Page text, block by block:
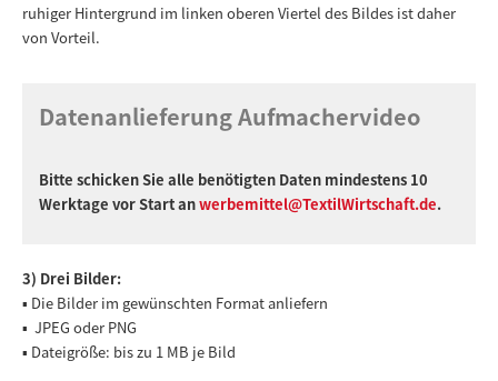
ruhiger Hintergrund im linken oberen Viertel des Bildes ist daher
von Vorteil.
Datenanlieferung Aufmachervideo
Bitte schicken Sie alle benötigten Daten mindestens 10
Werktage vor Start anwerbemittel@TextilWirtschaft.de.
3) Drei Bilder:
▪ Die Bilder im gewünschten Format anliefern
▪ JPEG oder PNG
▪ Dateigröße: bis zu 1 MB je Bild